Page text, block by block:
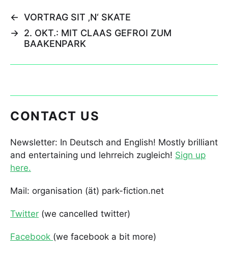
← VORTRAG SIT ‚N‘ SKATE
→ 2. OKT.: MIT CLAAS GEFROI ZUM
BAAKENPARK
CONTACT US
Newsletter: In Deutsch and English! Mostly brilliant
and entertaining und lehrreich zugleich! Sign up
here.
Mail: organisation (ät) park-fiction.net
Twitter (we cancelled twitter)
Facebook (we facebook a bit more)